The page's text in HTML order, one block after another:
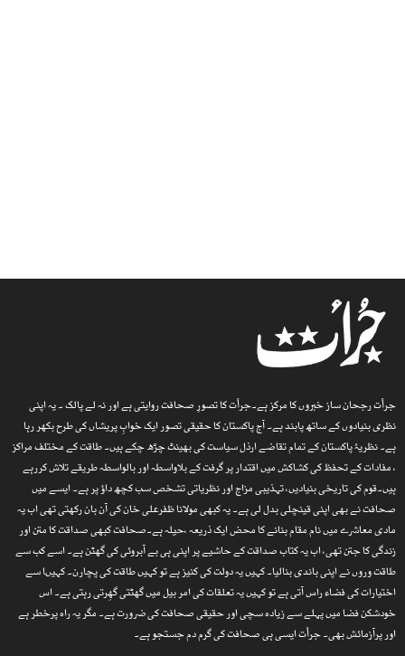
جرأت رجحان ساز خبروں کا مرکز ہے۔جرأت کا تصورِ صحافت روایتی ہے اور نہ لے پالک ۔ یہ اپنی
نظری بنیادوں کے ساتھ پابند ہے۔ آج پاکستان کا حقیقی تصور ایک خوابِ پریشاں کی طرح بکھر رہا
ہے۔ نظریۂ پاکستان کے تمام تقاضے ارذل سیاست کی بھینٹ چڑھ چکے ہیں۔ طاقت کے مختلف مراکز
، مفادات کے تحفظ کی کشاکش میں اقتدار پر گرفت کے بلاواسطہ اور بالواسطہ طریقے تلاش کررہے
ہیں۔قوم کی تاریخی بنیادیں، تہذیبی مزاج اور نظریاتی تشخص سب کچھ داؤ پر ہے۔ ایسے میں
صحافت نے بھی اپنی قینچلی بدل لی ہے۔ یہ کبھی مولانا ظفرعلی خان کی آن بان رکھتی تھی اب یہ
مادی معاشرے میں نام مقام بنانے کا محض ایک ذریعہ ،حیلہ ہے۔صحافت کبھی صداقت کا متن اور
زندگی کا جتن تھی، اب یہ کتاب صداقت کے حاشیے پر اپنی ہی بے آبروئی کی گھٹن ہے۔ اسے کب سے
طاقت وروں نے اپنی باندی بنالیا۔ کہیں یہ دولت کی کنیز ہے تو کہیں طاقت کی پچارن۔ کہیںا سے
اختیارات کی فضاء راس آتی ہے تو کہیں یہ تعلقات کی امر بیل میں گھٹتی گھِرتی رہتی ہے۔ اس
خودشکن فضا میں پہلے سے زیادہ سچی اور حقیقی صحافت کی ضرورت ہے۔ مگر یہ راہ پرخطر ہے
اور پرآزمائش بھی۔ جرأت ایسی ہی صحافت کی گرم دم جستجو ہے۔